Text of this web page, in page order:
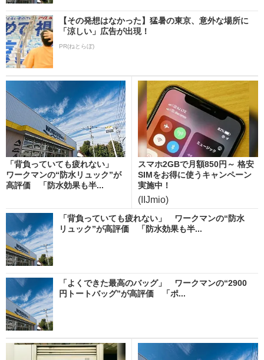
【その発想はなかった】猛暑の東京、意外な場所に
「涼しい」広告が出現！
PR(ねとらぼ)
「背負っていても疲れない」
ワークマンの“防水リュック”が
高評価 「防水効果も半...
スマホ2GBで月額850円～ 格安
SIMをお得に使うキャンペーン
実施中！
(IIJmio)
「背負っていても疲れない」 ワークマンの“防水
リュック”が高評価 「防水効果も半...
「よくできた最高のバッグ」 ワークマンの“2900
円トートバッグ”が高評価 「ポ...